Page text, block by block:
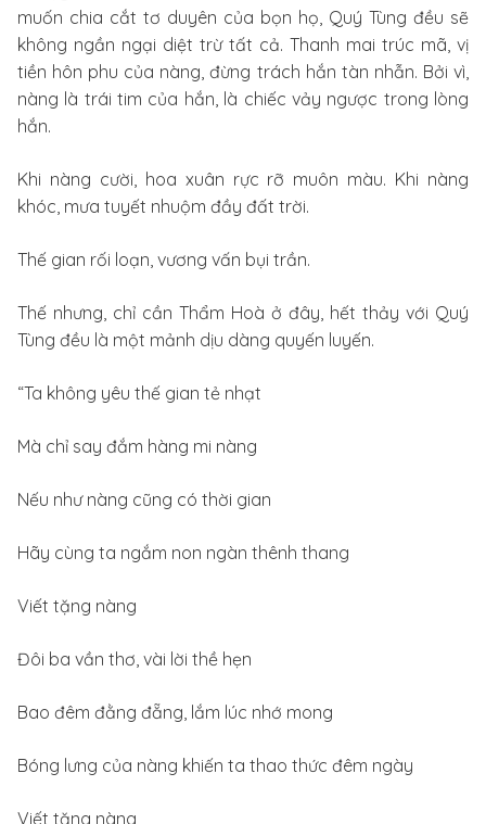
muốn chia cắt tơ duyên của bọn họ, Quý Tùng đều sẽ
không ngần ngại diệt trừ tất cả. Thanh mai trúc mã, vị
tiền hôn phu của nàng, đừng trách hắn tàn nhẫn. Bởi vì,
nàng là trái tim của hắn, là chiếc vảy ngược trong lòng
hắn.
Khi nàng cười, hoa xuân rực rỡ muôn màu. Khi nàng
khóc, mưa tuyết nhuộm đầy đất trời.
Thế gian rối loạn, vương vấn bụi trần.
Thế nhưng, chỉ cần Thẩm Hoà ở đây, hết thảy với Quý
Tùng đều là một mảnh dịu dàng quyến luyến.
“Ta không yêu thế gian tẻ nhạt
Mà chỉ say đắm hàng mi nàng
Nếu như nàng cũng có thời gian
Hãy cùng ta ngắm non ngàn thênh thang
Viết tặng nàng
Đôi ba vần thơ, vài lời thề hẹn
Bao đêm đằng đẵng, lắm lúc nhớ mong
Bóng lưng của nàng khiến ta thao thức đêm ngày
Viết tặng nàng